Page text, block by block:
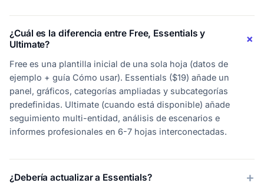
¿Cuál es la diferencia entre Free, Essentials y
Ultimate?
Free es una plantilla inicial de una sola hoja (datos de
ejemplo + guía Cómo usar). Essentials ($19) añade un
panel, gráficos, categorías ampliadas y subcategorías
predefinidas. Ultimate (cuando está disponible) añade
seguimiento multi-entidad, análisis de escenarios e
informes profesionales en 6-7 hojas interconectadas.
¿Debería actualizar a Essentials?